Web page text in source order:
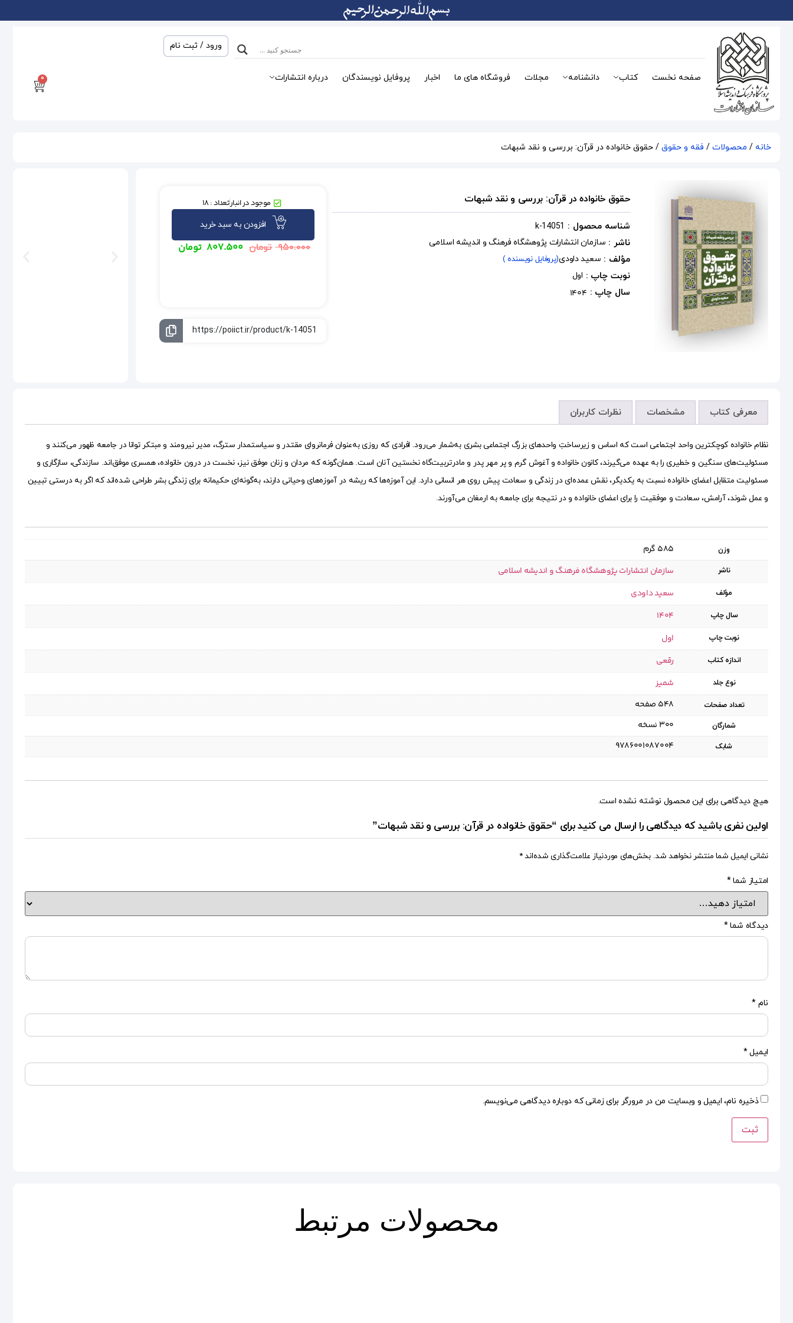
ورود / ثبت نام
صفحه نخست کتاب دانشنامه مجلات فروشگاه های ما اخبار پروفایل نویسندگان درباره انتشارات 0
خانه / محصولات / فقه و حقوق / حقوق خانواده در قرآن: بررسی و نقد شبهات
حقوق خانواده در قرآن: بررسی و نقد شبهات
شناسه محصول : k-14051
ناشر : سازمان انتشارات پژوهشگاه فرهنگ و اندیشه اسلامی
مؤلف : سعید داودی(پروفایل نویسنده )
نوبت چاپ : اول
سال چاپ : 1404
موجود در انبارتعداد : 18
افزودن به سبد خرید
۹۵۰.۰۰۰ تومان ۸۰۷.۵۰۰ تومان
معرفی کتاب مشخصات نظرات کاربران
نظام خانواده کوچکترین واحد اجتماعی است که اساس و زیرساختِ واحدهای بزرگ اجتماعی بشری به‌شمار می‌رود. افرادی که روزی به‌عنوان فرمانروای مقتدر و سیاستمدار سترگ، مدیر نیرومند و مبتکر توانا در جامعه ظهور می‌کنند و
مسئولیت‌های سنگین و خطیری را به عهده می‌گیرند، کانون خانواده و آغوش گرم و پر مهر پدر و مادرتربیت‌گاه نخستین آنان است. همان‌گونه که مردان و زنان موفق نیز، نخست در درون خانواده، همسری موفق‌اند. سازندگی، سازگاری و
مسئولیت متقابل اعضای خانواده نسبت به یکدیگر، نقش عمده‌ای در زندگی و سعادت پیش روی هر انسانی دارد. این آموزه‌ها که ریشه در آموزه‌های وحیانی دارند، به‌گونه‌ای حکیمانه برای زندگی بشر طراحی شده‌اند که اگر به درستی تبیین
و عمل شوند، آرامش، سعادت و موفقیت را برای اعضای خانواده و در نتیجه برای جامعه به ارمغان می‌آورند.
وزن 585 گرم
ناشر سازمان انتشارات پژوهشگاه فرهنگ و اندیشه اسلامی
مؤلف سعید داودی
سال چاپ 1404
نوبت چاپ اول
اندازه کتاب رقعی
نوع جلد شمیز
تعداد صفحات ۵۴۸ صفحه
شمارگان ۳۰۰ نسخه
شابک 9786001087004
هیچ دیدگاهی برای این محصول نوشته نشده است.
اولین نفری باشید که دیدگاهی را ارسال می کنید برای “حقوق خانواده در قرآن: بررسی و نقد شبهات”
نشانی ایمیل شما منتشر نخواهد شد. بخش‌های موردنیاز علامت‌گذاری شده‌اند*
امتیاز شما*
دیدگاه شما*
نام *
ایمیل*
ذخیره نام، ایمیل و وبسایت من در مرورگر برای زمانی که دوباره دیدگاهی می‌نویسم.
محصولات مرتبط